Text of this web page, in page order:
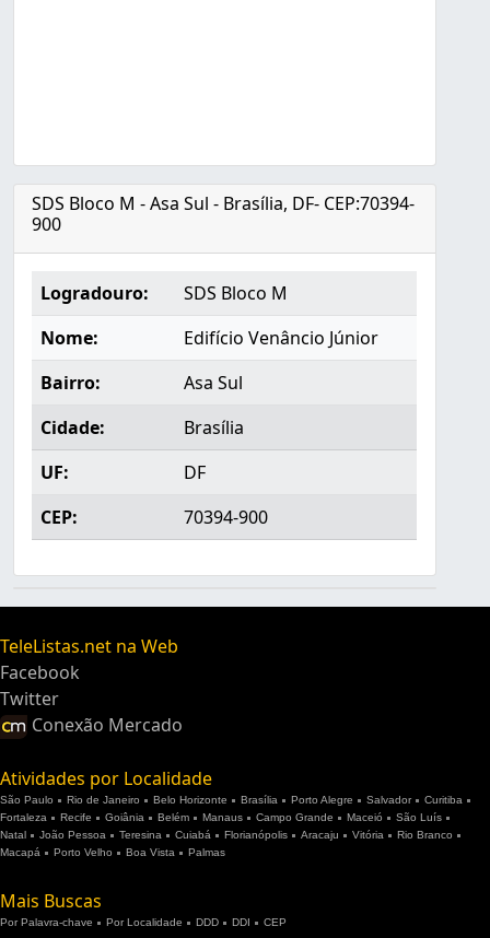
SDS Bloco M - Asa Sul - Brasília, DF- CEP:70394-
900
Logradouro:
SDS Bloco M
Nome:
Edifício Venâncio Júnior
Bairro:
Asa Sul
Cidade:
Brasília
UF:
DF
CEP:
70394-900
TeleListas.net na Web
Facebook
Twitter
Conexão Mercado
Atividades por Localidade
São Paulo Rio de Janeiro Belo Horizonte Brasília Porto Alegre Salvador
Curitiba
Fortaleza
Recife Goiânia Belém Manaus Campo Grande Maceió
São Luís
Natal
João Pessoa Teresina Cuiabá Florianópolis Aracaju Vitória
Rio Branco
Macapá
Porto Velho Boa Vista Palmas
Mais Buscas
Por Palavra-chave Por Localidade DDD DDI CEP